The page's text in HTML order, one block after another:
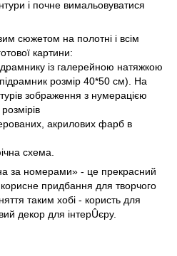
і почне вимальовуватися
сюжетом на полотні і всім
картини:
із галерейною натяжкою
розмір 40*50 см). На
зображення з нумерацією
акрилових фарб в
схема.
за номерами» - це прекрасний
придбання для творчого
таким хобі - користь для
декор для інтерÛєру.